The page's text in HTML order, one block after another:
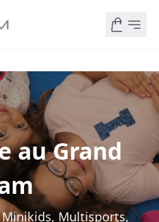
au Grand
Minikids, Multisports,